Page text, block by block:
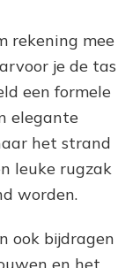
rekening mee
je de tas
een formele
elegante
het strand
leuke rugzak
worden.
ook bijdragen
en het